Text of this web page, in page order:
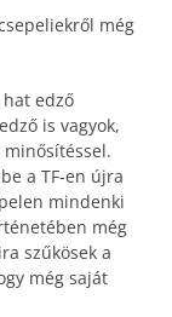
még
edző
is vagyok,
a TF-en újra
mindenki
még
szűkösek a
még saját